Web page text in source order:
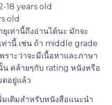
18 years old
old
เท่านี้ถึงอ่านได้นะ มักจะ
ท่านี้ เช่น ถ้า middle grade
าะว่าจะมีเนื้อหาและภาษา
น คล้ายๆกับ rating หนังหรือ
อยู่แล้ว
เติมสำหรับหนังสือแนะนำ